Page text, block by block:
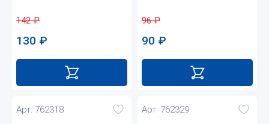
142₽
130 ₽
96₽
90 ₽
Арт. 762318 Арт. 762329